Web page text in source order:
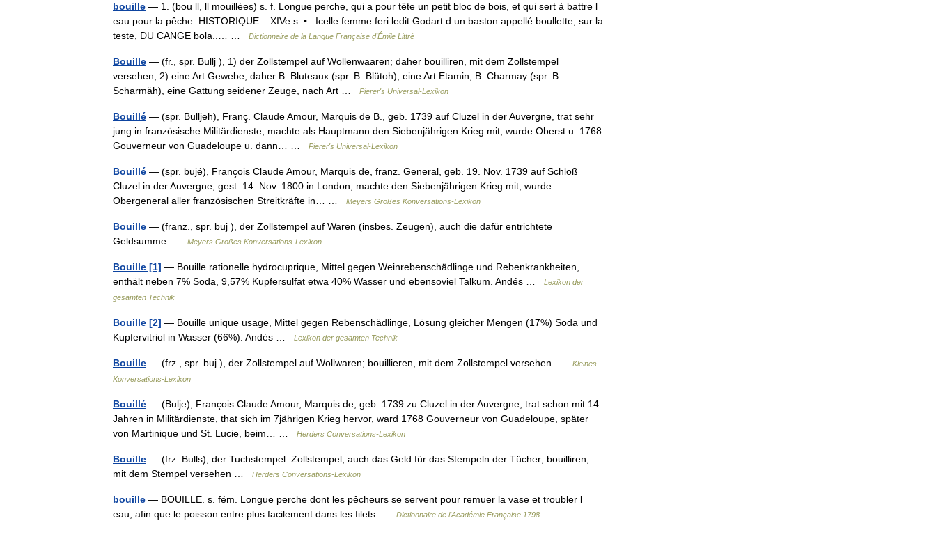
bouille — 1. (bou ll, ll mouillées) s. f. Longue perche, qui a pour tête un petit bloc de bois, et qui sert à battre l
eau pour la pêche. HISTORIQUE XIVe s. • Icelle femme feri ledit Godart d un baston appellé boullette, sur la
teste, DU CANGE bola..… …
Dictionnaire de la Langue Française d'Émile Littré
Bouille — (fr., spr. Bullj ), 1) der Zollstempel auf Wollenwaaren; daher bouilliren, mit dem Zollstempel
versehen; 2) eine Art Gewebe, daher B. Bluteaux (spr. B. Blütoh), eine Art Etamin; B. Charmay (spr. B.
Scharmäh), eine Gattung seidener Zeuge, nach Art …
Pierer's Universal-Lexikon
Bouillé — (spr. Bulljeh), Franç. Claude Amour, Marquis de B., geb. 1739 auf Cluzel in der Auvergne, trat sehr
jung in französische Militärdienste, machte als Hauptmann den Siebenjährigen Krieg mit, wurde Oberst u. 1768
Gouverneur von Guadeloupe u. dann… …
Pierer's Universal-Lexikon
Bouillé — (spr. bujé), François Claude Amour, Marquis de, franz. General, geb. 19. Nov. 1739 auf Schloß
Cluzel in der Auvergne, gest. 14. Nov. 1800 in London, machte den Siebenjährigen Krieg mit, wurde
Obergeneral aller französischen Streitkräfte in… …
Meyers Großes Konversations-Lexikon
Bouille — (franz., spr. būj ), der Zollstempel auf Waren (insbes. Zeugen), auch die dafür entrichtete
Geldsumme …
Meyers Großes Konversations-Lexikon
Bouille [1] — Bouille rationelle hydrocuprique, Mittel gegen Weinrebenschädlinge und Rebenkrankheiten,
enthält neben 7% Soda, 9,57% Kupfersulfat etwa 40% Wasser und ebensoviel Talkum. Andés …
Lexikon der
gesamten Technik
Bouille [2] — Bouille unique usage, Mittel gegen Rebenschädlinge, Lösung gleicher Mengen (17%) Soda und
Kupfervitriol in Wasser (66%). Andés …
Lexikon der gesamten Technik
Bouille — (frz., spr. buj ), der Zollstempel auf Wollwaren; bouillieren, mit dem Zollstempel versehen …
Kleines
Konversations-Lexikon
Bouillé — (Bulje), François Claude Amour, Marquis de, geb. 1739 zu Cluzel in der Auvergne, trat schon mit 14
Jahren in Militärdienste, that sich im 7jährigen Krieg hervor, ward 1768 Gouverneur von Guadeloupe, später
von Martinique und St. Lucie, beim… …
Herders Conversations-Lexikon
Bouille — (frz. Bulls), der Tuchstempel. Zollstempel, auch das Geld für das Stempeln der Tücher; bouilliren,
mit dem Stempel versehen …
Herders Conversations-Lexikon
bouille — BOUILLE. s. fém. Longue perche dont les pêcheurs se servent pour remuer la vase et troubler l
eau, afin que le poisson entre plus facilement dans les filets …
Dictionnaire de l'Académie Française 1798